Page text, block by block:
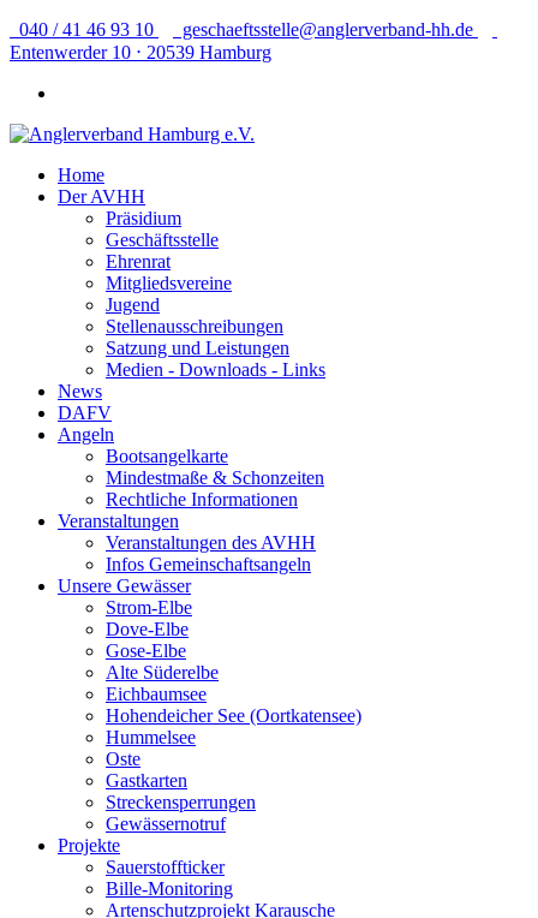
040 / 41 46 93 10
geschaeftsstelle@anglerverband-hh.de
Entenwerder 10 ⋅ 20539 Hamburg
Home
Der AVHH
Präsidium
Geschäftsstelle
Ehrenrat
Mitgliedsvereine
Jugend
Stellenausschreibungen
Satzung und Leistungen
Medien - Downloads - Links
News
DAFV
Angeln
Bootsangelkarte
Mindestmaße & Schonzeiten
Rechtliche Informationen
Veranstaltungen
Veranstaltungen des AVHH
Infos Gemeinschaftsangeln
Unsere Gewässer
Strom-Elbe
Dove-Elbe
Gose-Elbe
Alte Süderelbe
Eichbaumsee
Hohendeicher See (Oortkatensee)
Hummelsee
Oste
Gastkarten
Streckensperrungen
Gewässernotruf
Projekte
Sauerstoffticker
Bille-Monitoring
Artenschutzprojekt Karausche